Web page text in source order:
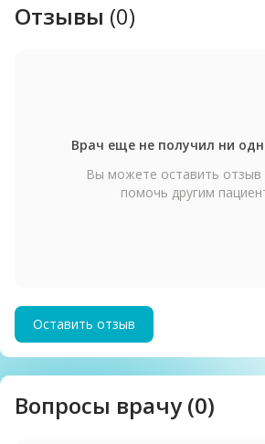
Отзывы (0)
Врач еще не получил ни
Вы можете оставить
помочь другим
Оставить отзыв
Вопросы врачу (0)